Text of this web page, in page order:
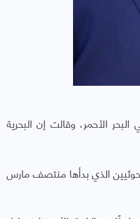
الأحمر، وقالت إن البحرية
الذي بدأها منتصف مارس